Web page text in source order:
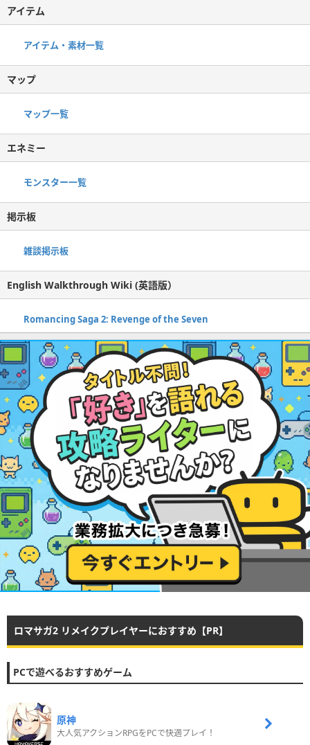
アイテム
アイテム・素材一覧
マップ
マップ一覧
エネミー
モンスター一覧
掲示板
雑談掲示板
English Walkthrough Wiki (英語版）
Romancing Saga 2: Revenge of the Seven
ロマサガ2 リメイクプレイヤーにおすすめ【PR】
PCで遊べるおすすめゲーム
原神
大人気アクションRPGをPCで快適プレイ！